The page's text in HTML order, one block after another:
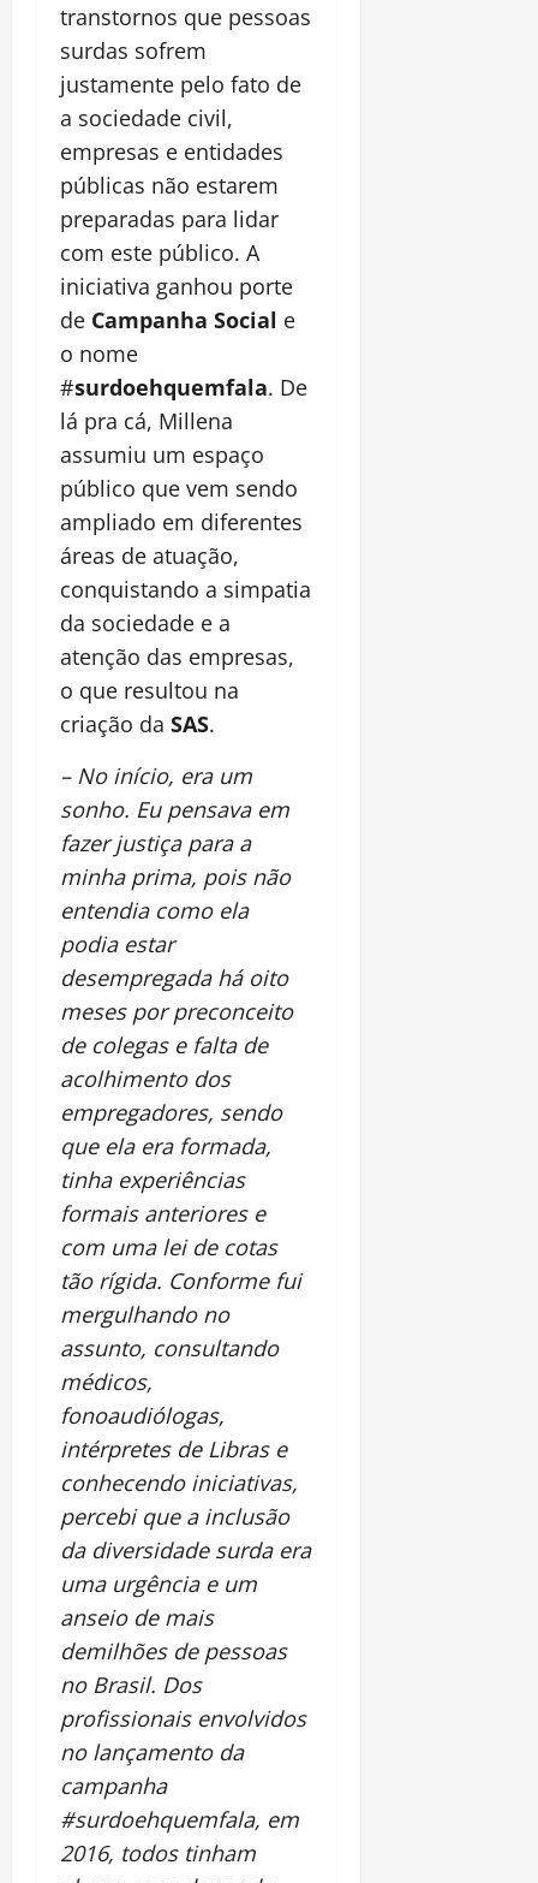
transtornos que pessoas
surdas sofrem
justamente pelo fato de
a sociedade civil,
empresas e entidades
públicas não estarem
preparadas para lidar
com este público. A
iniciativa ganhou porte
de Campanha Social e
o nome
#surdoehquemfala. De
lá pra cá, Millena
assumiu um espaço
público que vem sendo
ampliado em diferentes
áreas de atuação,
conquistando a simpatia
da sociedade e a
atenção das empresas,
o que resultou na
criação da SAS.
– No início, era um
sonho. Eu pensava em
fazer justiça para a
minha prima, pois não
entendia como ela
podia estar
desempregada há oito
meses por preconceito
de colegas e falta de
acolhimento dos
empregadores, sendo
que ela era formada,
tinha experiências
formais anteriores e
com uma lei de cotas
tão rígida. Conforme fui
mergulhando no
assunto, consultando
médicos,
fonoaudiólogas,
intérpretes de Libras e
conhecendo iniciativas,
percebi que a inclusão
da diversidade surda era
uma urgência e um
anseio de mais
demilhões de pessoas
no Brasil. Dos
profissionais envolvidos
no lançamento da
campanha
#surdoehquemfala, em
2016, todos tinham